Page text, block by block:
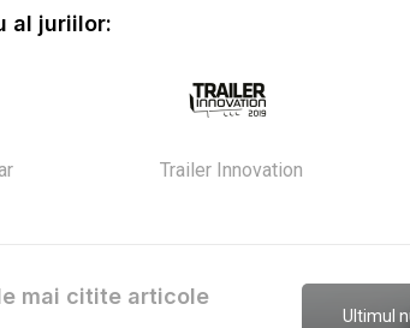
al juriilor:
Trailer Innovation
mai citite articole
Ultimul